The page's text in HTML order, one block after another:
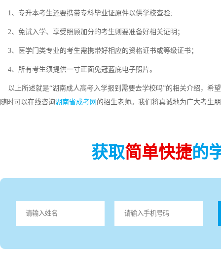
1、专升本考生还要携带专科毕业证原件以供学校查验;
2、免试入学、享受照顾加分的考生则要准备好相关证明；
3、医学门类专业的考生需携带好相应的资格证书或等级证书；
4、所有考生须提供一寸正面免冠蓝底电子照片。
以上所述就是“湖南成人高考入学报到需要去学校吗”的相关介绍，希
随时可以在线咨询湖南省成考网 的招生老师。我们将真诚地为广大考生
获取简单快捷的